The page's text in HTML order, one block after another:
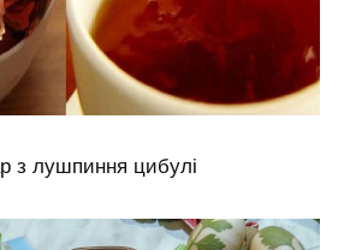
з лушпиння цибулі